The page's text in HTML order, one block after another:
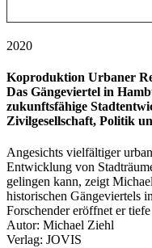
2020
Koproduktion Urbaner
Das Gängeviertel in
zukunftsfähige
Zivilgesellschaft, Politik
Angesichts vielfältiger
Entwicklung von
gelingen kann, zeigt
historischen Gängeviertels
Forschender eröffnet er
Autor: Michael Ziehl
Verlag: JOVIS